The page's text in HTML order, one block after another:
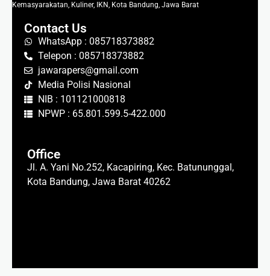
Kemasyarakatan, Kuliner, IKN, Kota Bandung, Jawa Barat
Contact Us
WhatsApp : 085718373882
Telepon : 085718373882
jawarapers@gmail.com
Media Polisi Nasional
NIB : 101121000818
NPWP : 65.801.599.5-422.000
Office
Jl. A. Yani No.252, Kacapiring, Kec. Batununggal,
Kota Bandung, Jawa Barat 40262